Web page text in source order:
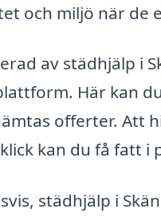
och miljö när de
av städhjälp i
Här kan
offerter. Att
kan du få fatt i
städhjälp i